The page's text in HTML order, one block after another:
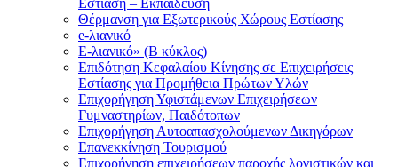
Εστίαση – Εκπαίδευση
Θέρμανση για Εξωτερικούς Χώρους Εστίασης
e-λιανικό
E-λιανικό» (B κύκλος)
Επιδότηση Κεφαλαίου Κίνησης σε Επιχειρήσεις
Εστίασης για Προμήθεια Πρώτων Υλών
Επιχορήγηση Υφιστάμενων Επιχειρήσεων
Γυμναστηρίων, Παιδότοπων
Επιχορήγηση Αυτοαπασχολούμενων Δικηγόρων
Επανεκκίνηση Τουρισμού
Επιχορήγηση επιχειρήσεων παροχής λογιστικών και